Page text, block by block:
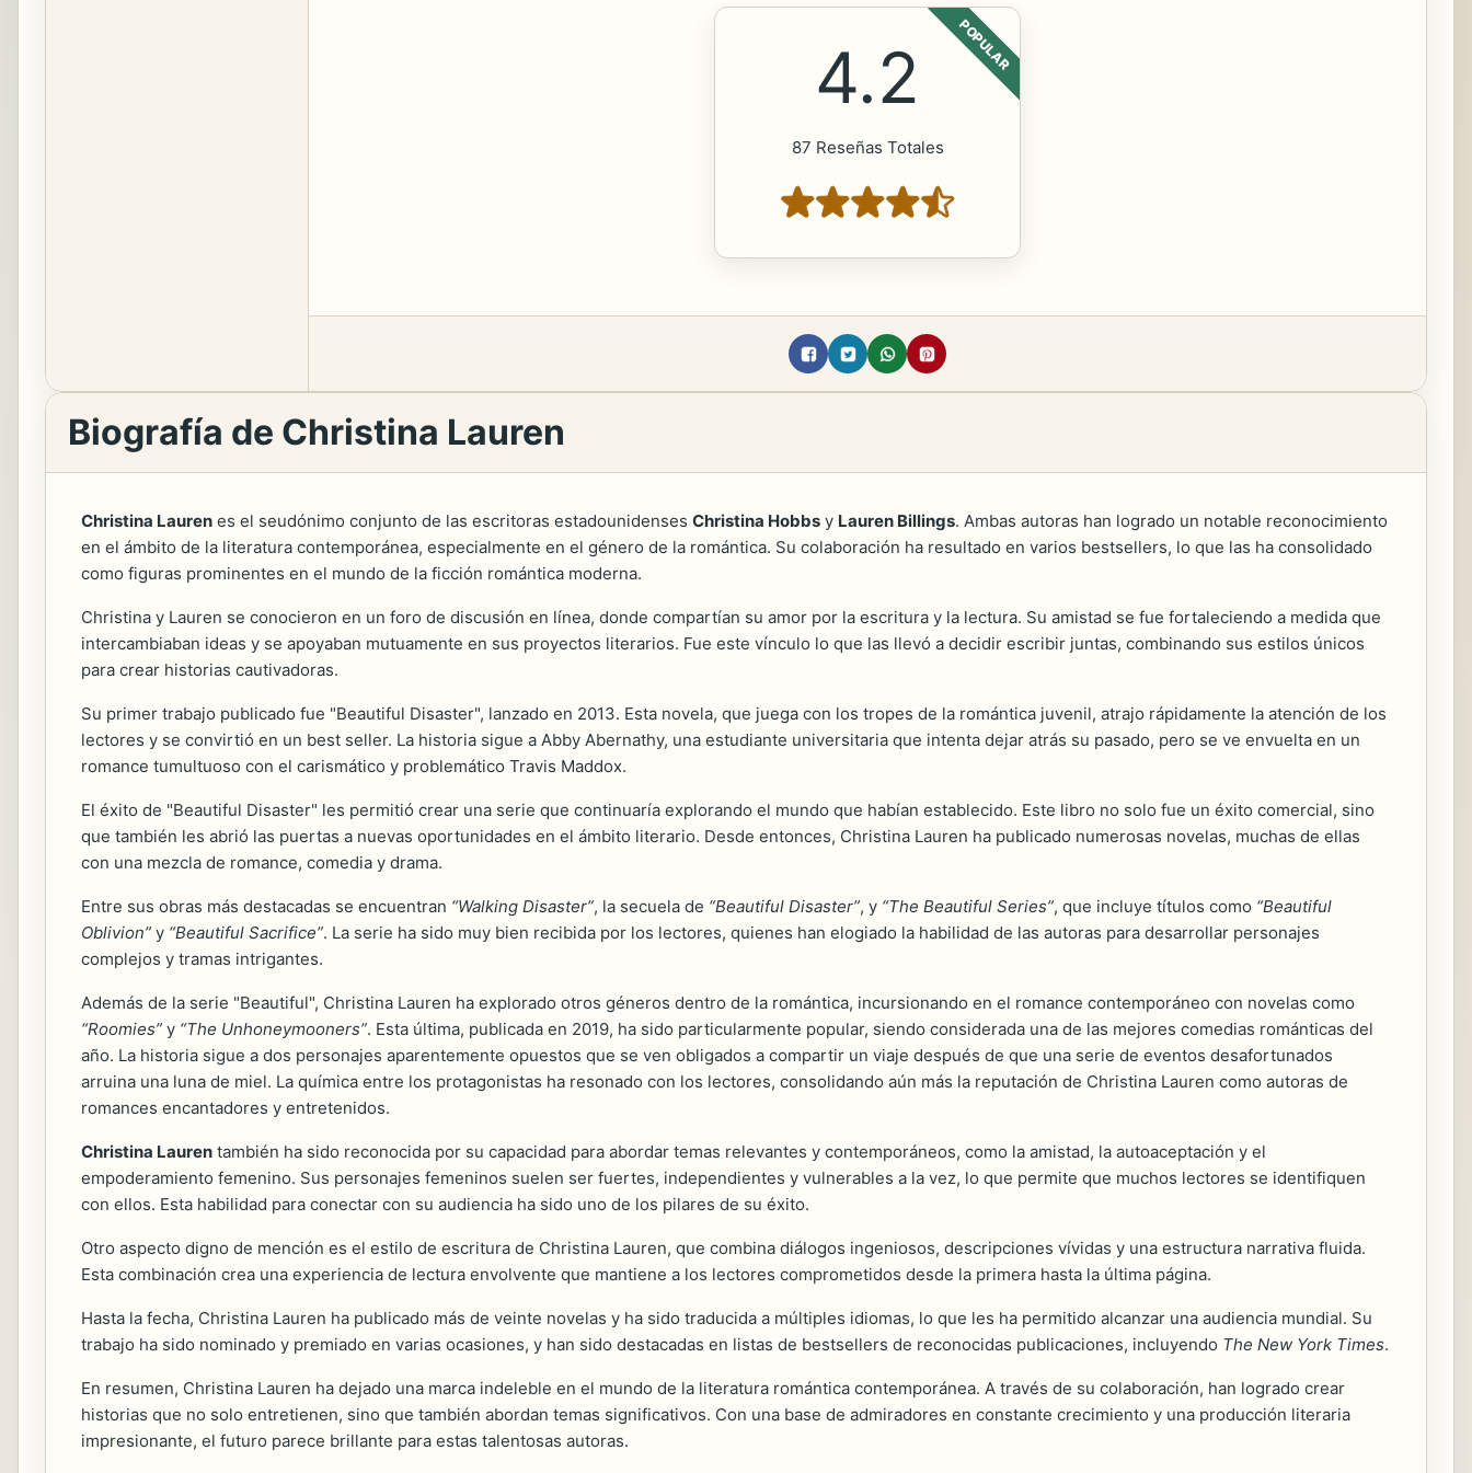
POPULAR
4.2
87 Reseñas Totales
Biografía de Christina Lauren
Christina Lauren es el seudónimo conjunto de las escritoras estadounidenses Christina Hobbs y Lauren Billings. Ambas autoras han logrado un notable reconocimiento
en el ámbito de la literatura contemporánea, especialmente en el género de la romántica. Su colaboración ha resultado en varios bestsellers, lo que las ha consolidado
como figuras prominentes en el mundo de la ficción romántica moderna.
Christina y Lauren se conocieron en un foro de discusión en línea, donde compartían su amor por la escritura y la lectura. Su amistad se fue fortaleciendo a medida que
intercambiaban ideas y se apoyaban mutuamente en sus proyectos literarios. Fue este vínculo lo que las llevó a decidir escribir juntas, combinando sus estilos únicos
para crear historias cautivadoras.
Su primer trabajo publicado fue "Beautiful Disaster", lanzado en 2013. Esta novela, que juega con los tropes de la romántica juvenil, atrajo rápidamente la atención de los
lectores y se convirtió en un best seller. La historia sigue a Abby Abernathy, una estudiante universitaria que intenta dejar atrás su pasado, pero se ve envuelta en un
romance tumultuoso con el carismático y problemático Travis Maddox.
El éxito de "Beautiful Disaster" les permitió crear una serie que continuaría explorando el mundo que habían establecido. Este libro no solo fue un éxito comercial, sino
que también les abrió las puertas a nuevas oportunidades en el ámbito literario. Desde entonces, Christina Lauren ha publicado numerosas novelas, muchas de ellas
con una mezcla de romance, comedia y drama.
Entre sus obras más destacadas se encuentran “Walking Disaster”, la secuela de “Beautiful Disaster”, y “The Beautiful Series”, que incluye títulos como “Beautiful
Oblivion” y “Beautiful Sacrifice”. La serie ha sido muy bien recibida por los lectores, quienes han elogiado la habilidad de las autoras para desarrollar personajes
complejos y tramas intrigantes.
Además de la serie "Beautiful", Christina Lauren ha explorado otros géneros dentro de la romántica, incursionando en el romance contemporáneo con novelas como
“Roomies” y “The Unhoneymooners”. Esta última, publicada en 2019, ha sido particularmente popular, siendo considerada una de las mejores comedias románticas del
año. La historia sigue a dos personajes aparentemente opuestos que se ven obligados a compartir un viaje después de que una serie de eventos desafortunados
arruina una luna de miel. La química entre los protagonistas ha resonado con los lectores, consolidando aún más la reputación de Christina Lauren como autoras de
romances encantadores y entretenidos.
Christina Lauren también ha sido reconocida por su capacidad para abordar temas relevantes y contemporáneos, como la amistad, la autoaceptación y el
empoderamiento femenino. Sus personajes femeninos suelen ser fuertes, independientes y vulnerables a la vez, lo que permite que muchos lectores se identifiquen
con ellos. Esta habilidad para conectar con su audiencia ha sido uno de los pilares de su éxito.
Otro aspecto digno de mención es el estilo de escritura de Christina Lauren, que combina diálogos ingeniosos, descripciones vívidas y una estructura narrativa fluida.
Esta combinación crea una experiencia de lectura envolvente que mantiene a los lectores comprometidos desde la primera hasta la última página.
Hasta la fecha, Christina Lauren ha publicado más de veinte novelas y ha sido traducida a múltiples idiomas, lo que les ha permitido alcanzar una audiencia mundial. Su
trabajo ha sido nominado y premiado en varias ocasiones, y han sido destacadas en listas de bestsellers de reconocidas publicaciones, incluyendo The New York Times.
En resumen, Christina Lauren ha dejado una marca indeleble en el mundo de la literatura romántica contemporánea. A través de su colaboración, han logrado crear
historias que no solo entretienen, sino que también abordan temas significativos. Con una base de admiradores en constante crecimiento y una producción literaria
impresionante, el futuro parece brillante para estas talentosas autoras.